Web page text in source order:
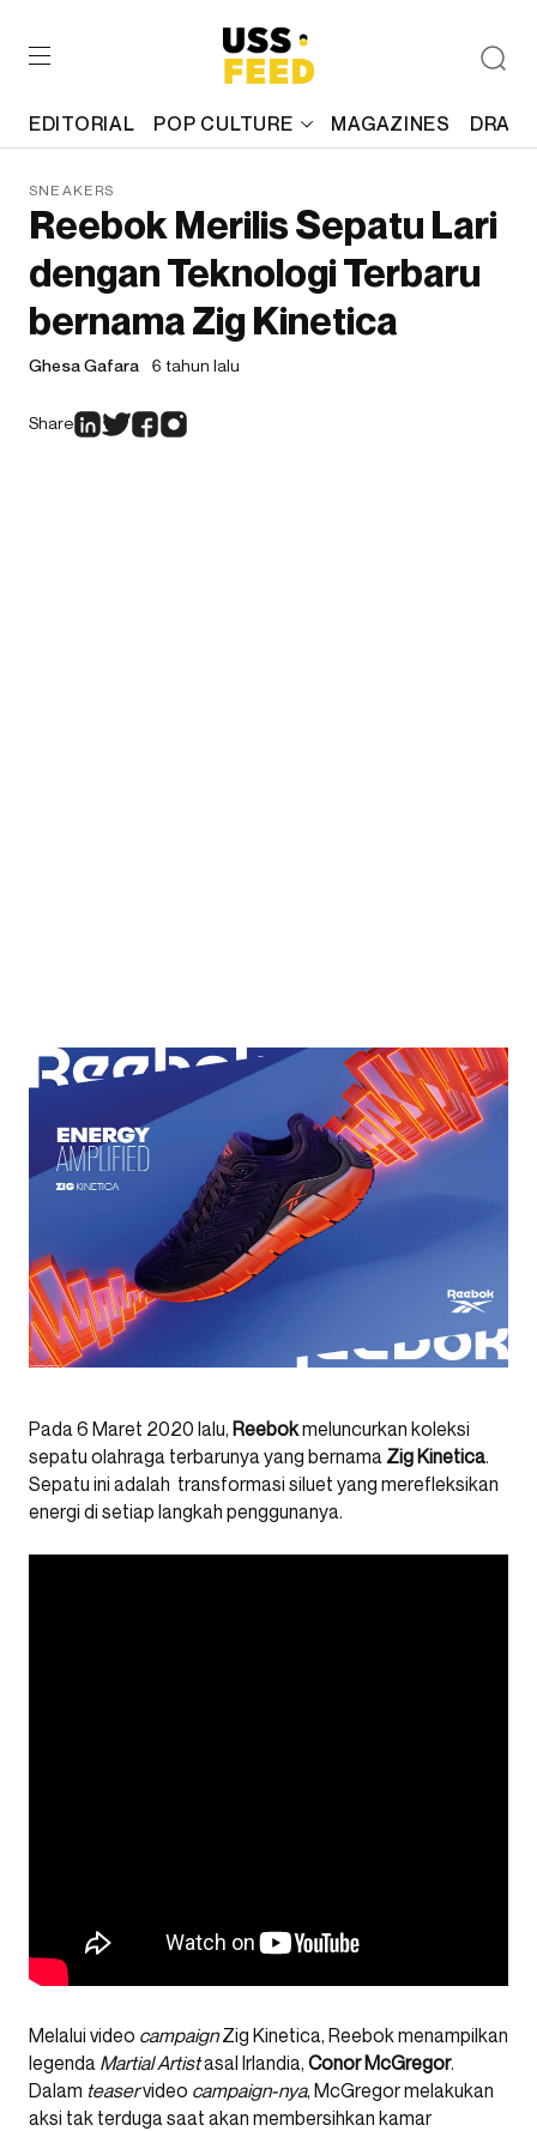
EDITORIAL POP CULTURE MAGAZINES
SNEAKERS
Reebok Merilis Sepatu Lari
dengan Teknologi Terbaru
bernama Zig Kinetica
Ghesa Gafara 6 tahun lalu
Share
Pada 6 Maret 2020 lalu, Reebokmeluncurkan koleksi
sepatu olahraga terbarunya yang bernama Zig Kinetica.
Sepatu ini adalah transformasi siluet yang merefleksikan
energi di setiap langkah penggunanya.
Melalui video campaignZig Kinetica, Reebok menampilkan
legenda Martial Artistasal Irlandia, Conor McGregor.
Dalam teaservideo campaign-nya, McGregor melakukan
aksi tak terduga saat akan membersihkan kamar